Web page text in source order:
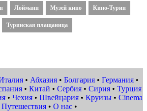
Лойманн Музей кино Кино-Турин
Туринская плащаница
• Абхазия • Болгария • Германия •
• Китай • Сербия• Сирия• Турция
• Чехия • Швейцария • Круизы • Cinema
Путешествия • О нас •